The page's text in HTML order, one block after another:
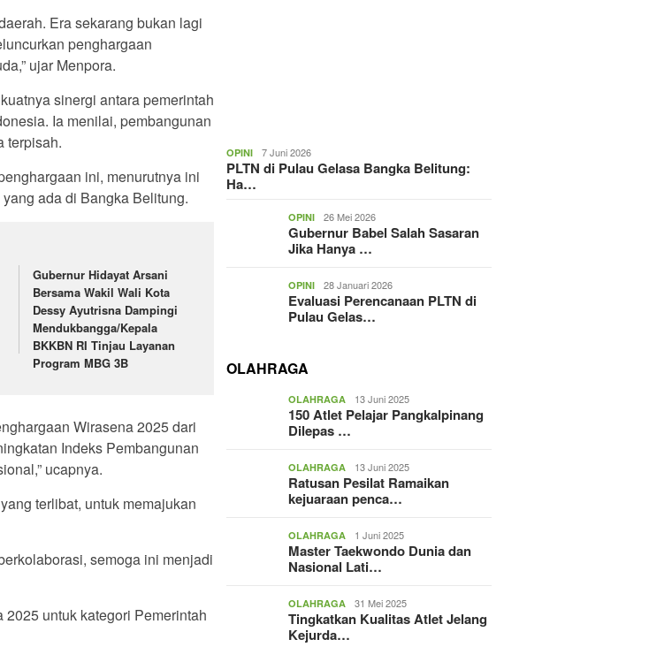
Era sekarang bukan lagi
penghargaan
ujar Menpora.
sinergi antara pemerintah
Ia menilai, pembangunan
terpisah.
ini, menurutnya ini
ada di Bangka Belitung.
Gubernur Hidayat Arsani
Bersama Wakil Wali Kota
Dessy Ayutrisna Dampingi
Mendukbangga/Kepala
BKKBN RI Tinjau Layanan
Program MBG 3B
Wirasena 2025 dari
Indeks Pembangunan
ucapnya.
terlibat, untuk memajukan
semoga ini menjadi
untuk kategori Pemerintah
OPINI 7 Juni 2026
PLTN di Pulau Gelasa Bangka Belitung:
Ha…
OPINI 26 Mei 2026
Gubernur Babel Salah Sasaran
Jika Hanya …
OPINI 28 Januari 2026
Evaluasi Perencanaan PLTN di
Pulau Gelas…
OLAHRAGA
OLAHRAGA 13 Juni 2025
150 Atlet Pelajar Pangkalpinang
Dilepas …
OLAHRAGA 13 Juni 2025
Ratusan Pesilat Ramaikan
kejuaraan penca…
OLAHRAGA 1 Juni 2025
Master Taekwondo Dunia dan
Nasional Lati…
OLAHRAGA 31 Mei 2025
Tingkatkan Kualitas Atlet Jelang
Kejurda…